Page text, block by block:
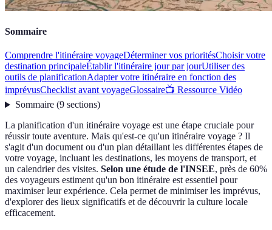
Sommaire
Comprendre l'itinéraire voyageDéterminer vos prioritésChoisir votre
destination principaleÉtablir l'itinéraire jour par jourUtiliser des
outils de planificationAdapter votre itinéraire en fonction des
imprévusChecklist avant voyageGlossaire📺 Ressource Vidéo
Sommaire(9 sections)
La planification d'un itinéraire voyage est une étape cruciale pour
réussir toute aventure. Mais qu'est-ce qu'un itinéraire voyage ? Il
s'agit d'un document ou d'un plan détaillant les différentes étapes de
votre voyage, incluant les destinations, les moyens de transport, et
un calendrier des visites. Selon une étude de l'INSEE, près de 60%
des voyageurs estiment qu'un bon itinéraire est essentiel pour
maximiser leur expérience. Cela permet de minimiser les imprévus,
d'explorer des lieux significatifs et de découvrir la culture locale
efficacement.